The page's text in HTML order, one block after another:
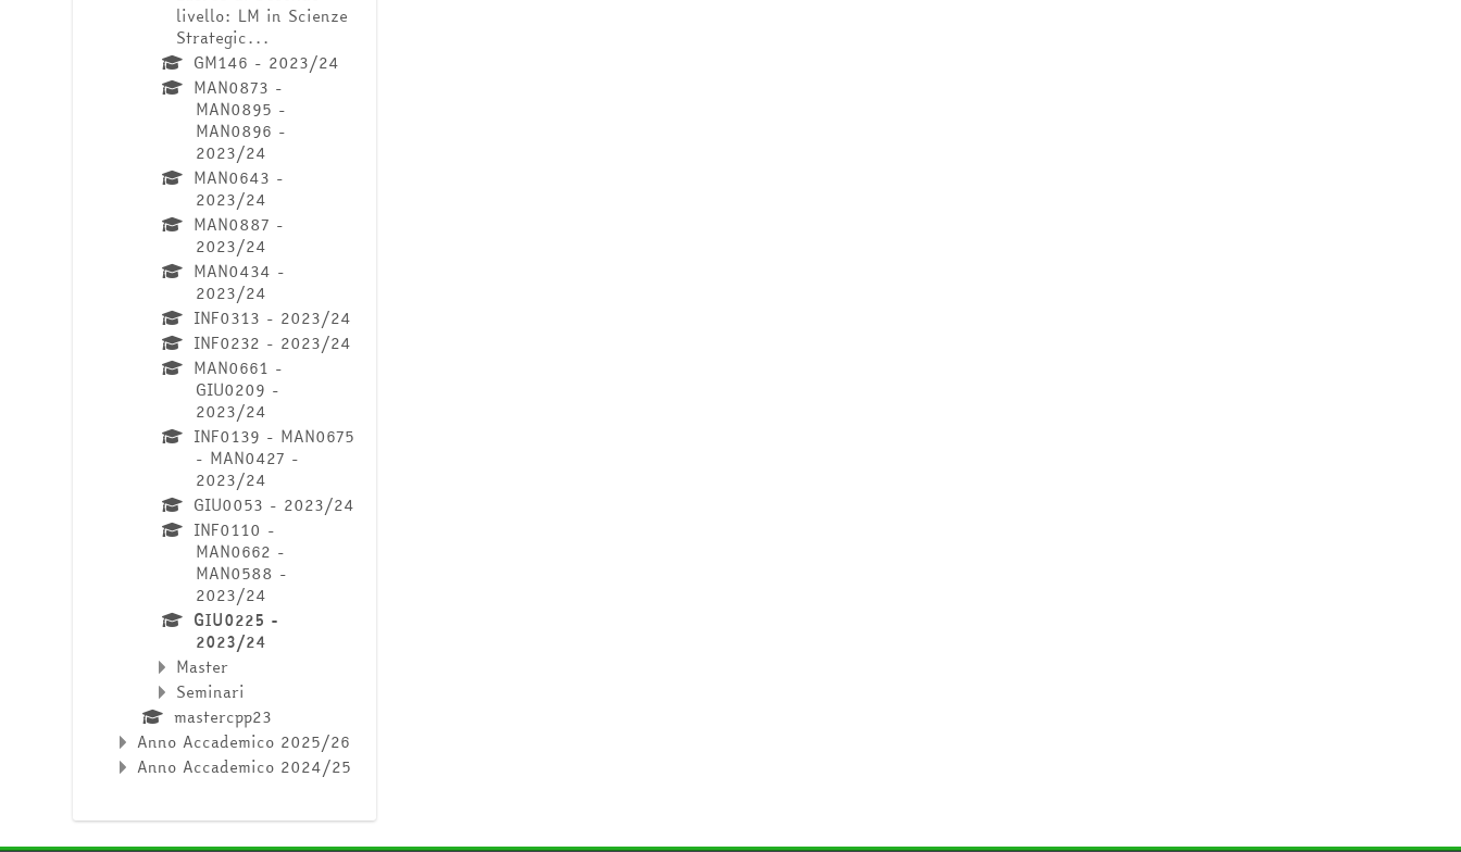
livello: LM in Scienze
Strategic...
GM146 - 2023/24
MAN0873 -
MAN0895 -
MAN0896 -
2023/24
MAN0643 -
2023/24
MAN0887 -
2023/24
MAN0434 -
2023/24
INF0313 - 2023/24
INF0232 - 2023/24
MAN0661 -
GIU0209 -
2023/24
INF0139 - MAN0675
- MAN0427 -
2023/24
GIU0053 - 2023/24
INF0110 -
MAN0662 -
MAN0588 -
2023/24
GIU0225 -
2023/24
Master
Seminari
mastercpp23
Anno Accademico 2025/26
Anno Accademico 2024/25